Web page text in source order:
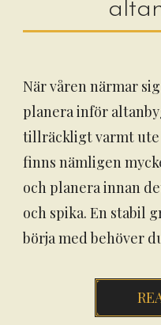
När våren närmar
planera inför
tillräckligt varmt ute
finns nämligen
och planera innan
och spika. En stabil
börja med behöver